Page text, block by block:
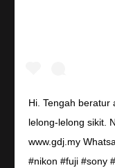
Hi. Tengah beratur
lelong-lelong sikit.
www.gdj.my
#nikon #fuji #sony